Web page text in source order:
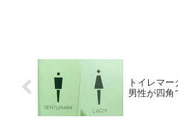
トイレマ
男性が四角